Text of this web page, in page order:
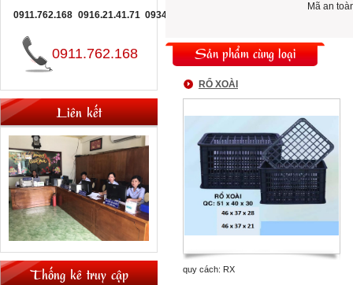
0911.762.168 0916.21.41.71 0934.093.660
0911.762.168
Liên kết
Thống kê truy cập
Mã an
Sản phẩm cùng loại
RỔ XOÀI
quy cách: RX